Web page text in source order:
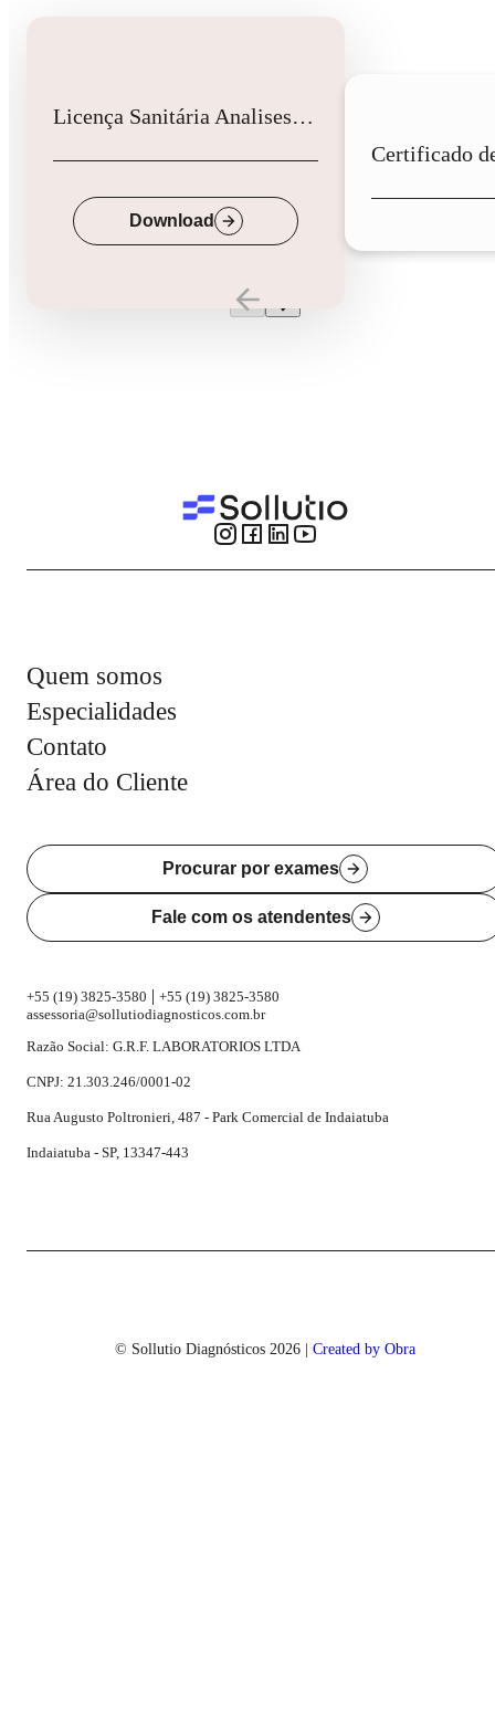
Licença Sanitária Analises Clinicas
Download
Quem somos
Especialidades
Contato
Área do Cliente
+55 (19) 3825-3580 | +55 (19) 3825-3580
assessoria@sollutiodiagnosticos.com.br
Razão Social: G.R.F. LABORATORIOS LTDA
CNPJ: 21.303.246/0001-02
Rua Augusto Poltronieri, 487 - Park Comercial de Indaiatuba
Indaiatuba - SP, 13347-443
Procurar por exames
Fale com os atendentes
© Sollutio Diagnósticos 2026 | Created by Obra